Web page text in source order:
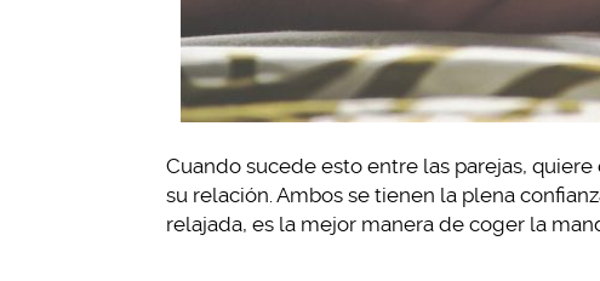
Cuando sucede esto entre las parejas,
su relación. Ambos se tienen la plena
relajada, es la mejor manera de coger la